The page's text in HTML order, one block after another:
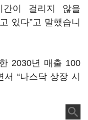
간이 걸리지 않을
있다”고 말했습니
2030년 매출 100
“나스닥 상장 시